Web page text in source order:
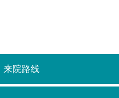
来院路线